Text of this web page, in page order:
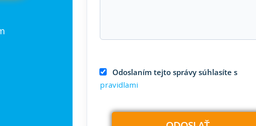
Odoslaním tejto správy súhlasíte s
pravidlami